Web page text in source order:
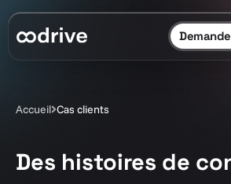
Accueil Cas clients
Des histoires de